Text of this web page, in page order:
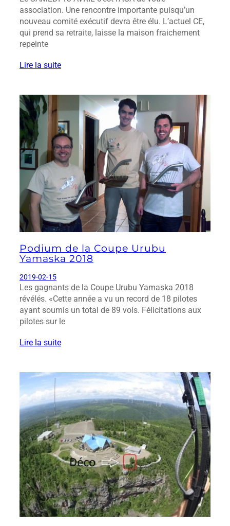
association. Une rencontre importante puisqu’un
nouveau comité exécutif devra être élu. L’actuel CE,
qui prend sa retraite, laisse la maison fraichement
repeinte
Lire la suite
Podium de la Coupe Urubu
Yamaska 2018
2019-02-15
Les gagnants de la Coupe Urubu Yamaska 2018
révélés. «Cette année a vu un record de 18 pilotes
ayant soumis un total de 89 vols. Félicitations aux
pilotes sur le
Lire la suite